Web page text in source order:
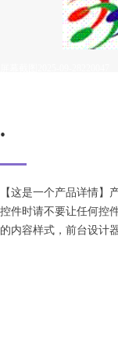
.
【这是一个产品详情】
控件时请不要让任何控
的内容样式，前台设计